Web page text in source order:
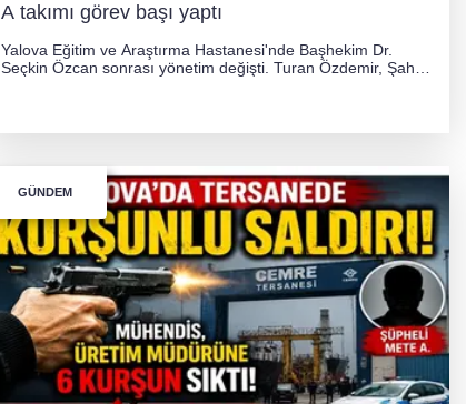
A takımı görev başı yaptı
Yalova Eğitim ve Araştırma Hastanesi'nde Başhekim Dr.
Seçkin Özcan sonrası yönetim değişti. Turan Özdemir, Şahin
GÜNDEM